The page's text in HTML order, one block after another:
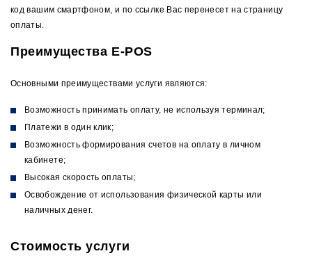
код вашим смартфоном, и по ссылке Вас перенесет на страницу
оплаты.
Преимущества E-POS
Основными преимуществами услуги являются:
Возможность принимать оплату, не используя терминал;
Платежи в один клик;
Возможность формирования счетов на оплату в личном
кабинете;
Высокая скорость оплаты;
Освобождение от использования физической карты или
наличных денег.
Стоимость услуги